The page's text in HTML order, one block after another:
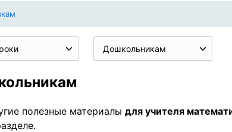
Дошкольникам
полезные материалы для учителя